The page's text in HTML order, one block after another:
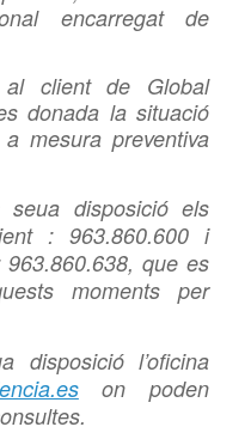
encarregat de
al client de Global
donada la situació
mesura preventiva
disposició els
: 963.860.600 i
963.860.638, que es
moments per
disposició l’oficina
on poden